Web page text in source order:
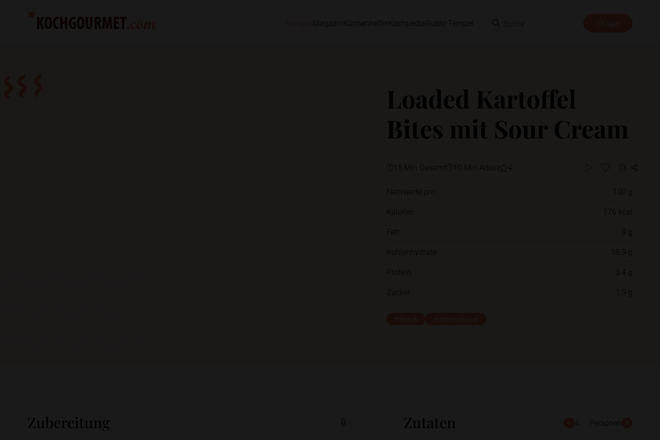
Magazin Küchenhelfer Kochpedia Gusto Tempel
Loaded Kartoffel
Bites mit Sour Cream
15 Min Gesamt 10 Min Arbeit 4
Nährwerte pro
100 g
Kalorien
176 kcal
Fett
9 g
Kohlenhydrate
18.9 g
Protein
3.4 g
Zucker
1.9 g
Zutaten 4 Personen
Zubereitung